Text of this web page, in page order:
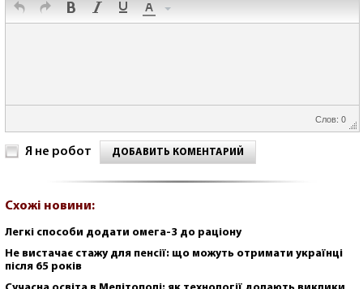
Слов: 0
Я не робот ДОБАВИТЬ КОМЕНТАРИЙ
Схожі новини:
Легкі способи додати омега-3 до раціону
Не вистачає стажу для пенсії: що можуть отримати українці
після 65 років